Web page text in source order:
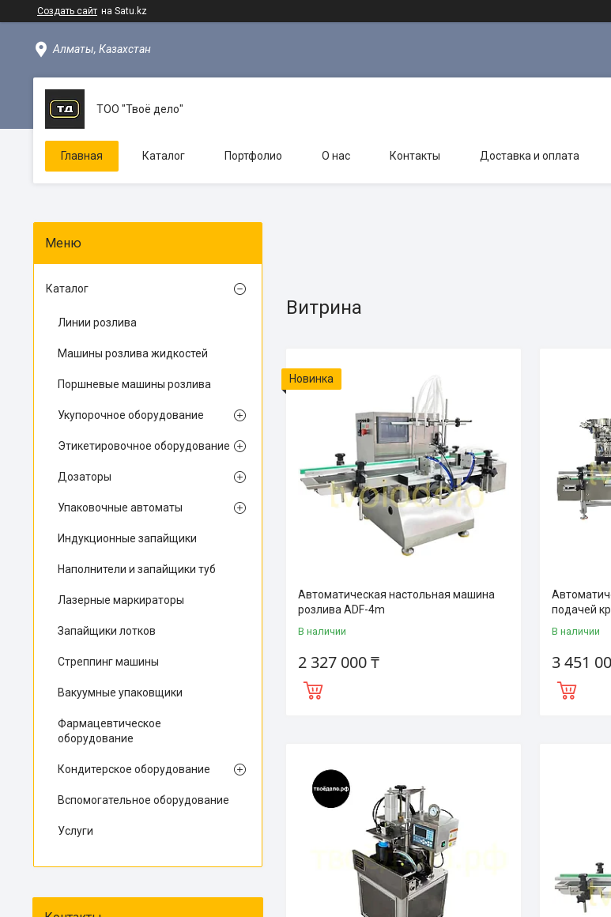
Создать сайт на Satu.kz
Алматы, Казахстан
ТОО "Твоё дело"
Главная Каталог Портфолио О нас Контакты Доставка и оплата
Витрина
Новинка
Автоматическая настольная машина
розлива ADF-4m
В наличии
2 327 000 ₸
подачей
В наличии
3 451
Каталог
Линии розлива
Машины розлива жидкостей
Поршневые машины розлива
Укупорочное оборудование
Этикетировочное оборудование
Дозаторы
Упаковочные автоматы
Индукционные запайщики
Наполнители и запайщики туб
Лазерные маркираторы
Запайщики лотков
Стреппинг машины
Вакуумные упаковщики
Фармацевтическое
оборудование
Кондитерское оборудование
Вспомогательное оборудование
Услуги